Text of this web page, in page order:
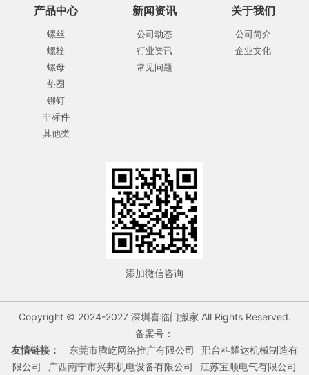
产品中心
螺丝
螺栓
螺母
垫圈
铆钉
非标件
其他类
新闻资讯
公司动态
行业资讯
常见问题
关于我们
公司简介
企业文化
添加微信咨询
Copyright © 2024-2027 深圳喜临门搬家 All Rights Reserved.
备案号：
友情链接：
东莞市腾屹网络推广有限公司
邢台科耀达机械制造有
限公司
广西南宁市兴邦机电设备有限公司 江苏宝顺电气有限公司